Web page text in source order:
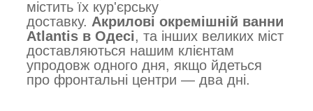
містить їх кур'єрську
доставку. Акрилові окремішній ванни
Atlantis в Одесі, та інших великих міст
доставляються нашим клієнтам
упродовж одного дня, якщо йдеться
про фронтальні центри — два дні.